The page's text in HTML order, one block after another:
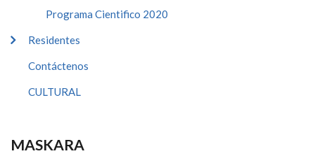
Programa Cientifico 2020
Residentes
Contáctenos
CULTURAL
MASKARA